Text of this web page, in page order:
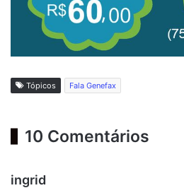
Tópicos Fala Genefax
10 Comentários
ingrid